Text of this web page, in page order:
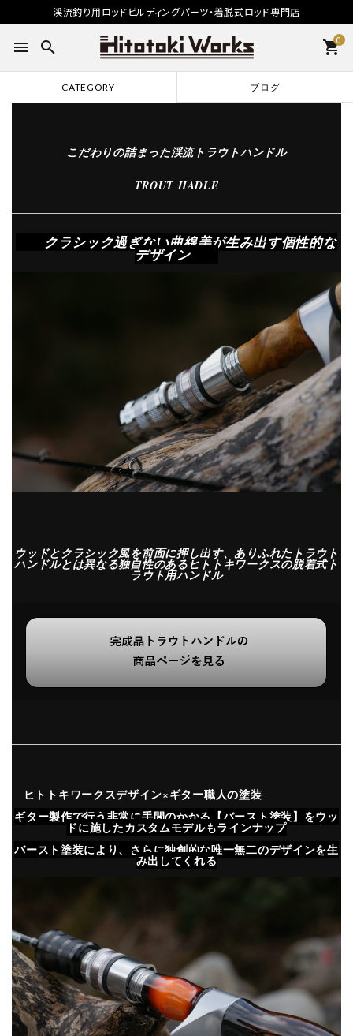
渓流釣り用ロッドビルディングパーツ・着脱式ロッド専門店
menu search 0
shopping_cart
CATEGORY ブログ
こだわりの詰まった渓流トラウトハンドル
TROUT HADLE
クラシック過ぎない曲線美が生み出す個性的な
デザイン
ウッドとクラシック風を前面に押し出す、ありふれたトラウト
ハンドルとは異なる独自性のあるヒトトキワークスの脱着式ト
ラウト用ハンドル
ヒトトキワークスデザイン×ギター職人の塗装
ギター製作で行う非常に手間のかかる【バースト塗装】をウッ
ドに施したカスタムモデルもラインナップ
バースト塗装により、さらに独創的な唯一無二のデザインを生
み出してくれる